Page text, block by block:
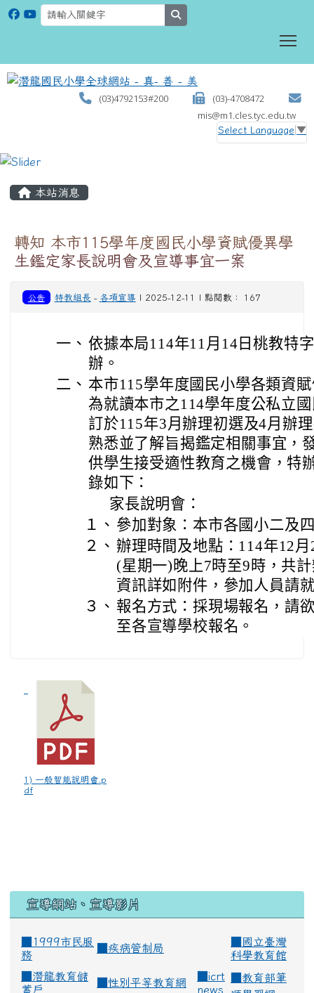
(03)4792153#200
(03)-4708472
mis@m1.cles.tyc.edu.tw
Select Language ▼
本站消息
轉知 本市115學年度國民小學資賦優異學
生鑑定家長說明會及宣導事宜一案
公告 特教組長 - 各項宣導 | 2025-12-11 | 點閱數： 167
一、 依據本局114年11月14日桃教特
辦。
二、 本市115學年度國民小學各類資
為就讀本市之114學年度公私立
訂於115年3月辦理初選及4月辦
熟悉並了解旨揭鑑定相關事宜，
供學生接受適性教育之機會，特
錄如下：
家長說明會：
１、 參加對象：本市各國小二及
２、 辦理時間及地點：114年12
(星期一)晚上7時至9時，共
資訊詳如附件，參加人員請
３、 報名方式：採現場報名，請
至各宣導學校報名。
1) 一般智能說明會.p
df
宣導網站、宣導影片
■1999市民服
務
疾病管制局
國立臺灣
科學教育館
潛龍教育儲
蓄戶
性別平等教育網
icrt
news
教育部筆